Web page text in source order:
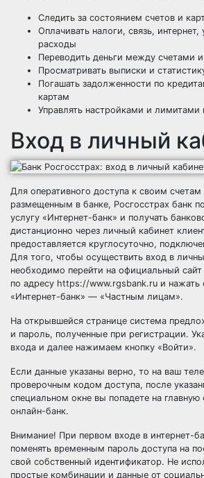
Следить за состоянием счетов и
Оплачивать налоги, связь,
расходы
Переводить деньги между счетами
Просматривать выписки и
Погашать задолженности по
картам
Управлять настройками и лимитами
Вход в личный
Для оперативного доступа к своим счетам
размещенным в банке, Росгосстрах банк
услугу «Интернет-банк» и получать
дистанционно через личный кабинет
предоставляется круглосуточно,
Для того, чтобы осуществить вход в
необходимо перейти на официальный сайт
по адресу https://www.rgsbank.ru и нажать
«Интернет-банк» — «Частным лицам».
На открывшейся странице система
и пароль, полученные при регистрации.
входа и далее нажимаем кнопку «Войти».
Если данные указаны верно, то на ваш
проверочным кодом доступа, после
специальном окне вы попадете на
онлайн-банк.
Внимание! При первом входе в интернет-
поменять временным пароль доступа на
свой собственный идентификатор. Не
простые комбинации и данные от